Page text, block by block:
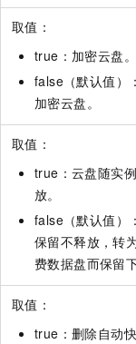
取值：
true：加密云盘。
false（默认值）
加密云盘。
取值：
true：云盘随实
放。
false（默认值）
保留不释放，转
费数据盘而保留下
取值：
true：删除自动快